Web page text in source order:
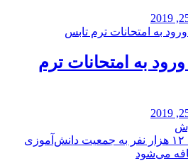
به امتحانات ترم